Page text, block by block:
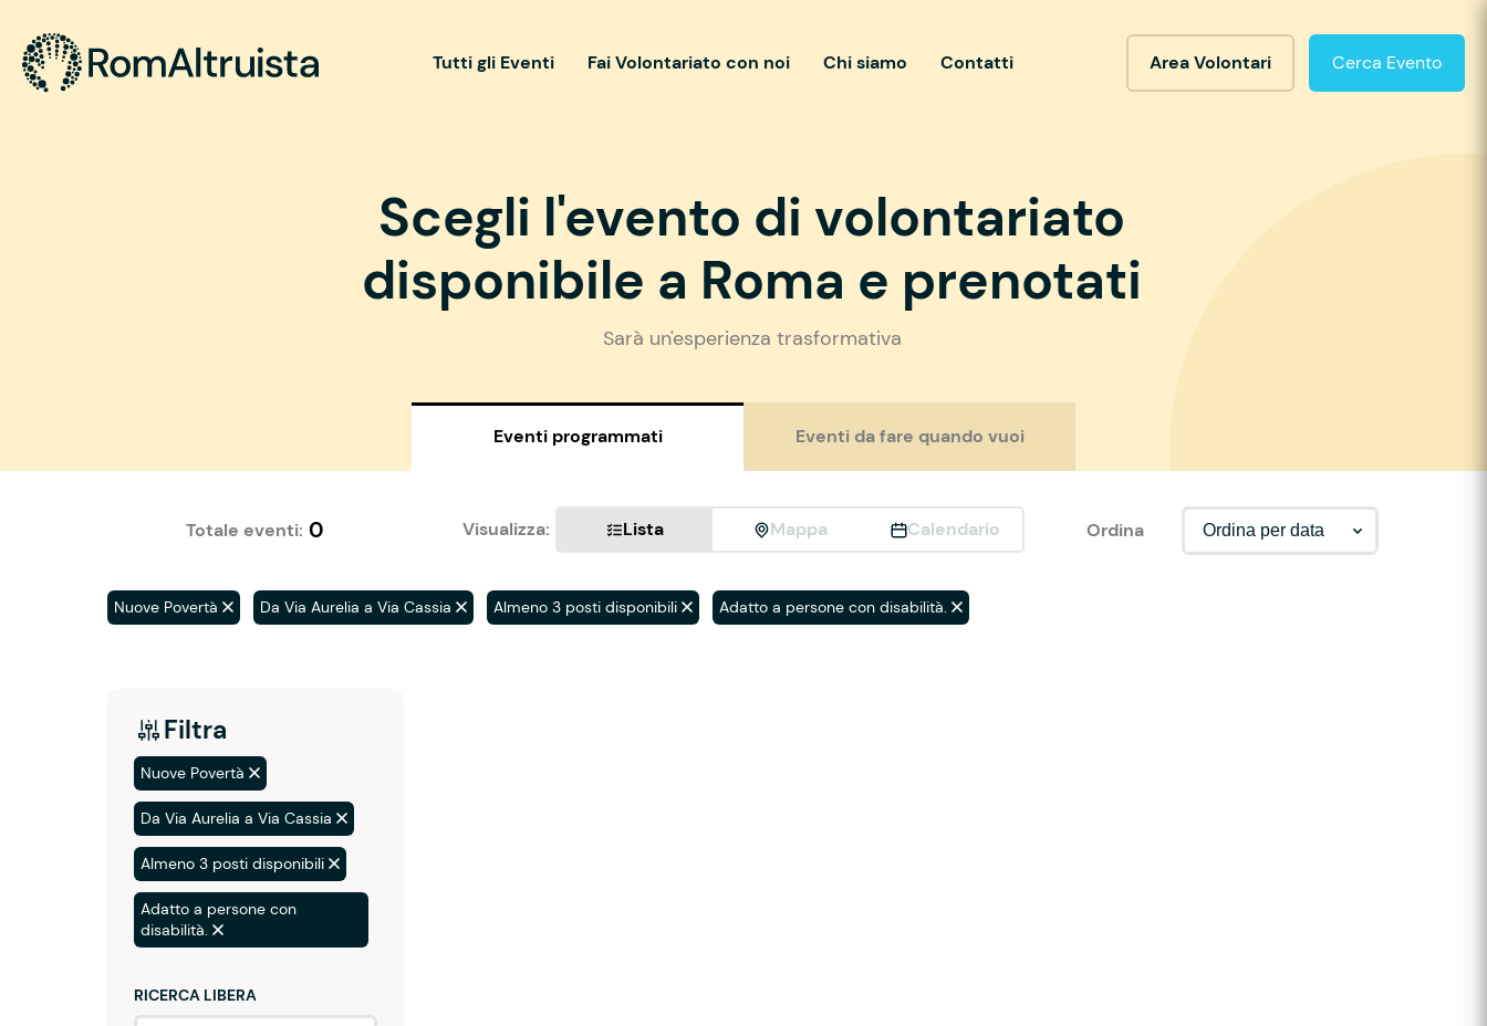
Tutti gli Eventi Fai Volontariato con noi Chi siamo Contatti Area Volontari Cerca Evento
Scegli l'evento di volontariato
disponibile a Roma e prenotati
Sarà un'esperienza trasformativa
Eventi programmati Eventi da fare quando vuoi
Totale eventi: 0 Visualizza: Lista Mappa Calendario Ordina
Nuove Povertà Da Via Aurelia a Via Cassia Almeno 3 posti disponibili Adatto a persone con disabilità.
Filtra
Nuove Povertà
Da Via Aurelia a Via Cassia
Almeno 3 posti disponibili
Adatto a persone con
disabilità.
RICERCA LIBERA